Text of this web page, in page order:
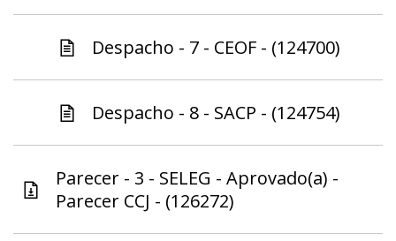
Despacho - 7 - CEOF - (124700)
Despacho - 8 - SACP - (124754)
Parecer - 3 - SELEG - Aprovado(a) -
Parecer CCJ - (126272)